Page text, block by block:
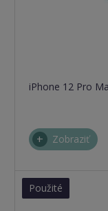
iPhone 12 Pro
Zobraziť
Použité